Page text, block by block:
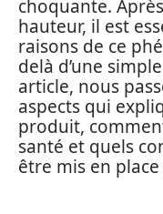
choquante.
hauteur, il est
raisons de ce
delà d’une
article, nous
aspects qui
produit,
santé et quels
être mis en